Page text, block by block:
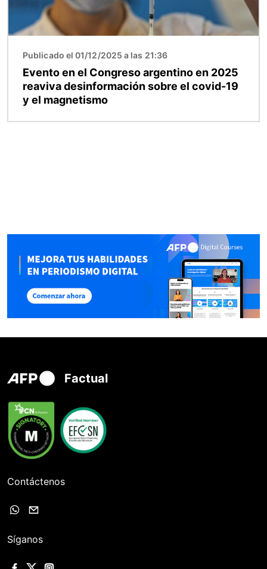
Publicado el 01/12/2025 a las 21:36
Evento en el Congreso argentino en 2025
reaviva desinformación sobre el covid-19
y el magnetismo
Factual
Contáctenos
Síganos